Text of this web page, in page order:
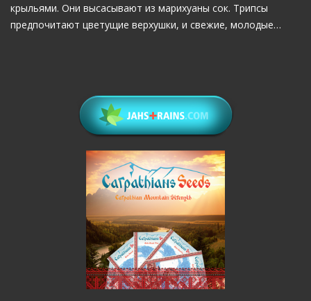
крыльями. Они высасывают из марихуаны сок. Трипсы
предпочитают цветущие верхушки, и свежие, молодые…